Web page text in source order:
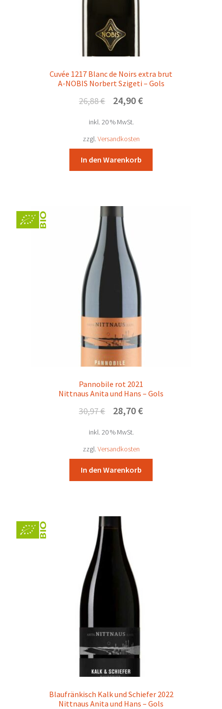
Cuvée 1217 Blanc de Noirs extra brut
A-NOBIS Norbert Szigeti – Gols
26,88€
Ursprünglicher
war:
26,88 €
24,90 €Aktueller
inkl. 20 % MwSt.
zzgl. Versandkosten
In den Warenkorb
Pannobile rot 2021
Nittnaus Anita und Hans – Gols
30,97€
Ursprünglicher
war:
30,97 €
28,70 €Aktueller
inkl. 20 % MwSt.
zzgl. Versandkosten
In den Warenkorb
Blaufränkisch Kalk und Schiefer 2022
Nittnaus Anita und Hans – Gols